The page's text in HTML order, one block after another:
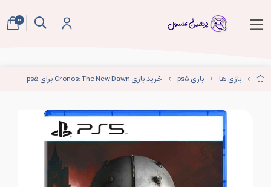
بازی ها بازی ps5 خرید بازی Cronos: The New Dawn برای ps5
0